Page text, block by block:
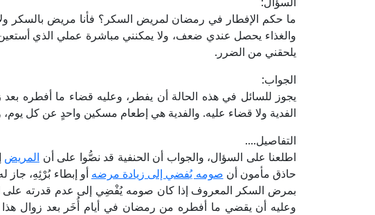
ما حكم الإفطار في رمضان لمريض السكر؟ فأنا مريض بالسكر
والغذاء يحصل عندي ضعف، ولا يمكنني مباشرة عملي الذي
يلحقني من الضرر.
الجواب:
يجوز للسائل في هذه الحالة أن يفطر، وعليه قضاء ما أفطره
الفدية ولا قضاء عليه. والفدية هي إطعام مسكين واحدٍ عن كل يوم،
التفاصيل....
اطلعنا على السؤال، والجواب أن الحنفية قد نصُّوا على أن المريض
حاذق مأمون أن صومه يُفضي إلى زيادة مرضه أو إبطاء بُرْئِهِ،
بمرض السكر المعروف إذا كان صومه يُفْضِي إلى عدم قدرته على
وعليه أن يقضي ما أفطره من رمضان في أيام أُخَر بعد زوال